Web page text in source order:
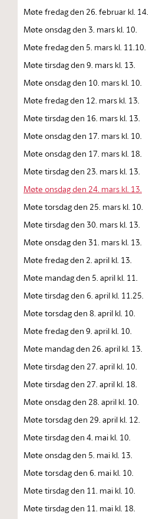
Møte fredag den 26. februar kl. 14.
Møte onsdag den 3. mars kl. 10.
Møte fredag den 5. mars kl. 11.10.
Møte tirsdag den 9. mars kl. 13.
Møte onsdag den 10. mars kl. 10.
Møte fredag den 12. mars kl. 13.
Møte tirsdag den 16. mars kl. 13.
Møte onsdag den 17. mars kl. 10.
Møte onsdag den 17. mars kl. 18.
Møte tirsdag den 23. mars kl. 13.
Møte onsdag den 24. mars kl. 13.
Møte torsdag den 25. mars kl. 10.
Møte tirsdag den 30. mars kl. 13.
Møte onsdag den 31. mars kl. 13.
Møte fredag den 2. april kl. 13.
Møte mandag den 5. april kl. 11.
Møte tirsdag den 6. april kl. 11.25.
Møte torsdag den 8. april kl. 10.
Møte fredag den 9. april kl. 10.
Møte mandag den 26. april kl. 13.
Møte tirsdag den 27. april kl. 10.
Møte tirsdag den 27. april kl. 18.
Møte onsdag den 28. april kl. 10.
Møte torsdag den 29. april kl. 12.
Møte tirsdag den 4. mai kl. 10.
Møte onsdag den 5. mai kl. 13.
Møte torsdag den 6. mai kl. 10.
Møte tirsdag den 11. mai kl. 10.
Møte tirsdag den 11. mai kl. 18.